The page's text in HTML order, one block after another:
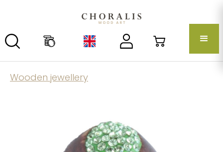
Wooden jewellery